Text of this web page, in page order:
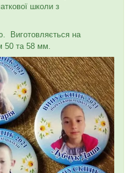
школи з
Виготовляється на
50 та 58 мм.